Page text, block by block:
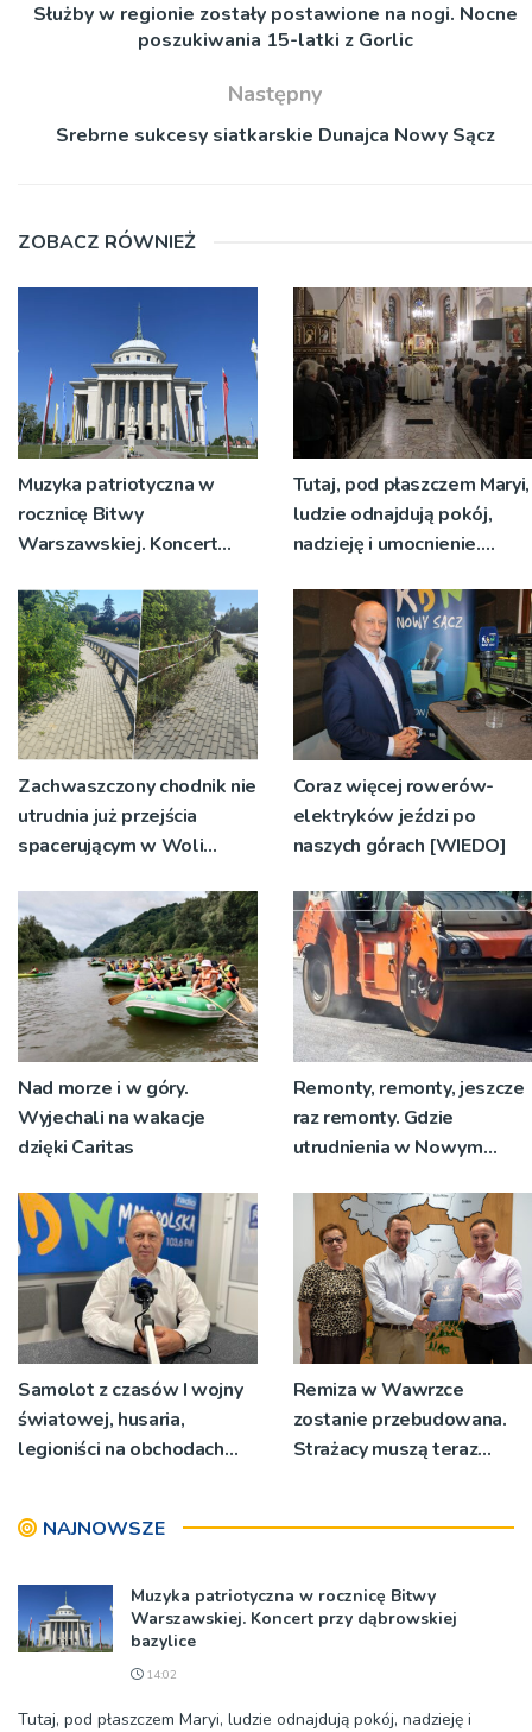
Służby w regionie zostały postawione na nogi. Nocne
poszukiwania 15-latki z Gorlic
Następny
Srebrne sukcesy siatkarskie Dunajca Nowy Sącz
ZOBACZ RÓWNIEŻ
Muzyka patriotyczna w
rocznicę Bitwy
Warszawskiej. Koncert
Tutaj, pod płaszczem Maryi,
ludzie odnajdują pokój,
nadzieję i umocnienie.
Bruśniku
Zachwaszczony chodnik nie
utrudnia już przejścia
spacerującym w Woli
RDN
Coraz więcej rowerów-
elektryków jeździ po
naszych górach [WIEDO]
Nad morze i w góry.
Wyjechali na wakacje
dzięki Caritas
Remonty, remonty, jeszcze
raz remonty. Gdzie
utrudnienia w Nowym
Samolot z czasów I wojny
światowej, husaria,
legioniści na obchodach
Rzędzińskiej
Remiza w Wawrzce
zostanie przebudowana.
Strażacy muszą teraz
NAJNOWSZE
Muzyka patriotyczna w rocznicę Bitwy
Warszawskiej. Koncert przy dąbrowskiej
bazylice
14:02
Tutaj, pod płaszczem Maryi, ludzie odnajdują pokój, nadzieję i